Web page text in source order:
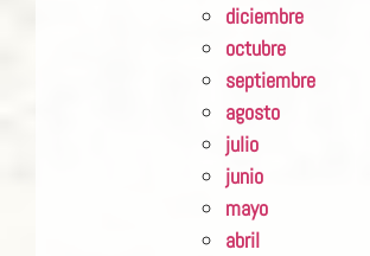
diciembre
octubre
septiembre
agosto
julio
junio
mayo
abril